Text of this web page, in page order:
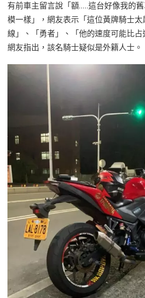
有前車主留言說「額…..這台好像我的
模一樣」，網友表示「這位黃牌騎士
線」、「勇者」、「他的速度可能比
網友指出，該名騎士疑似是外籍人士。